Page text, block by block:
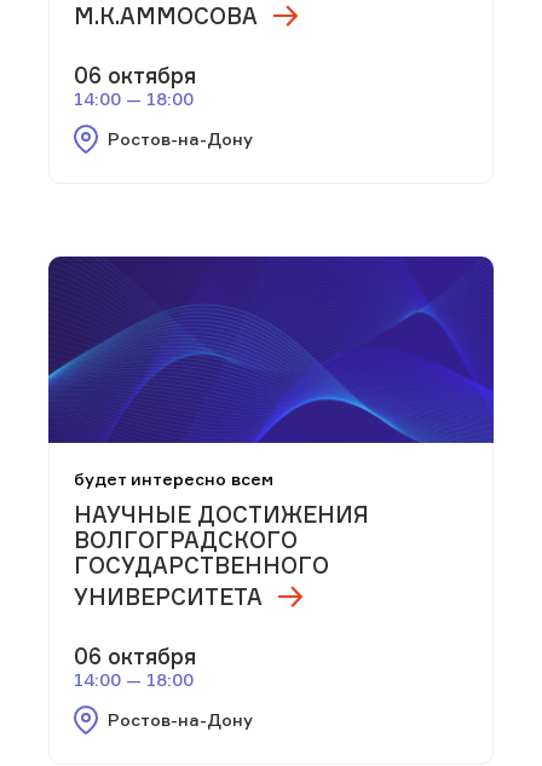
М.К.АММОСОВА
06 октября
14:00 — 18:00
Ростов-на-Дону
будет интересно всем
НАУЧНЫЕ ДОСТИЖЕНИЯ
ВОЛГОГРАДСКОГО
ГОСУДАРСТВЕННОГО
УНИВЕРСИТЕТА
06 октября
14:00 — 18:00
Ростов-на-Дону